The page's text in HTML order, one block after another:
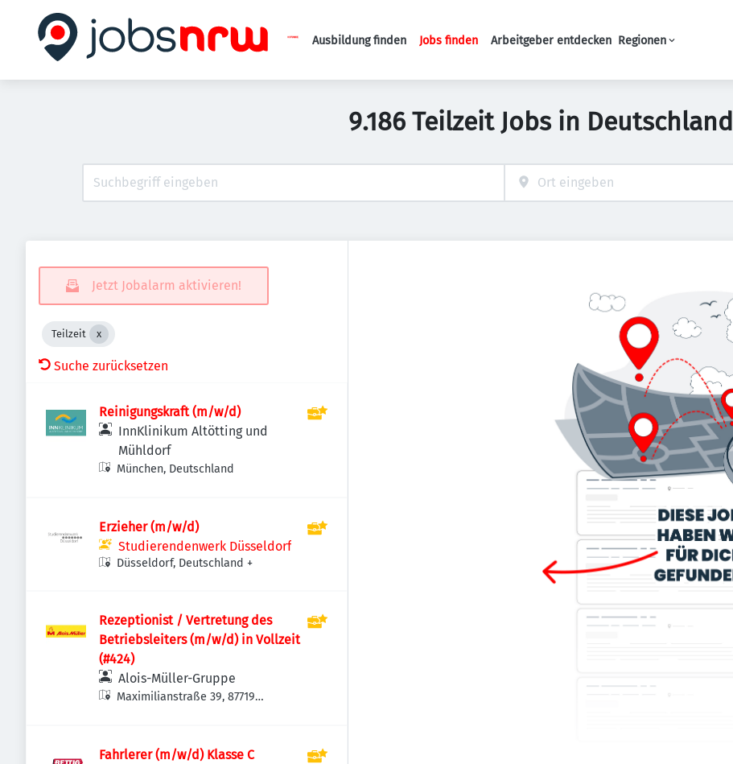
Haupt-Navigation
Ausbildung finden Jobs finden Arbeitgeber entdecken Regionen
9.186 Teilzeit Jobs in Deutschland
Jetzt Jobalarm aktivieren!
Teilzeit
Suche zurücksetzen
Reinigungskraft (m/w/d)
InnKlinikum Altötting und
Mühldorf
München, Deutschland
Erzieher (m/w/d)
Studierendenwerk Düsseldorf
Düsseldorf, Deutschland +
Rezeptionist / Vertretung des
Betriebsleiters (m/w/d) in Vollzeit
(#424)
Alois-Müller-Gruppe
Maximilianstraße 39, 87719
Fahrlerer (m/w/d) Klasse C